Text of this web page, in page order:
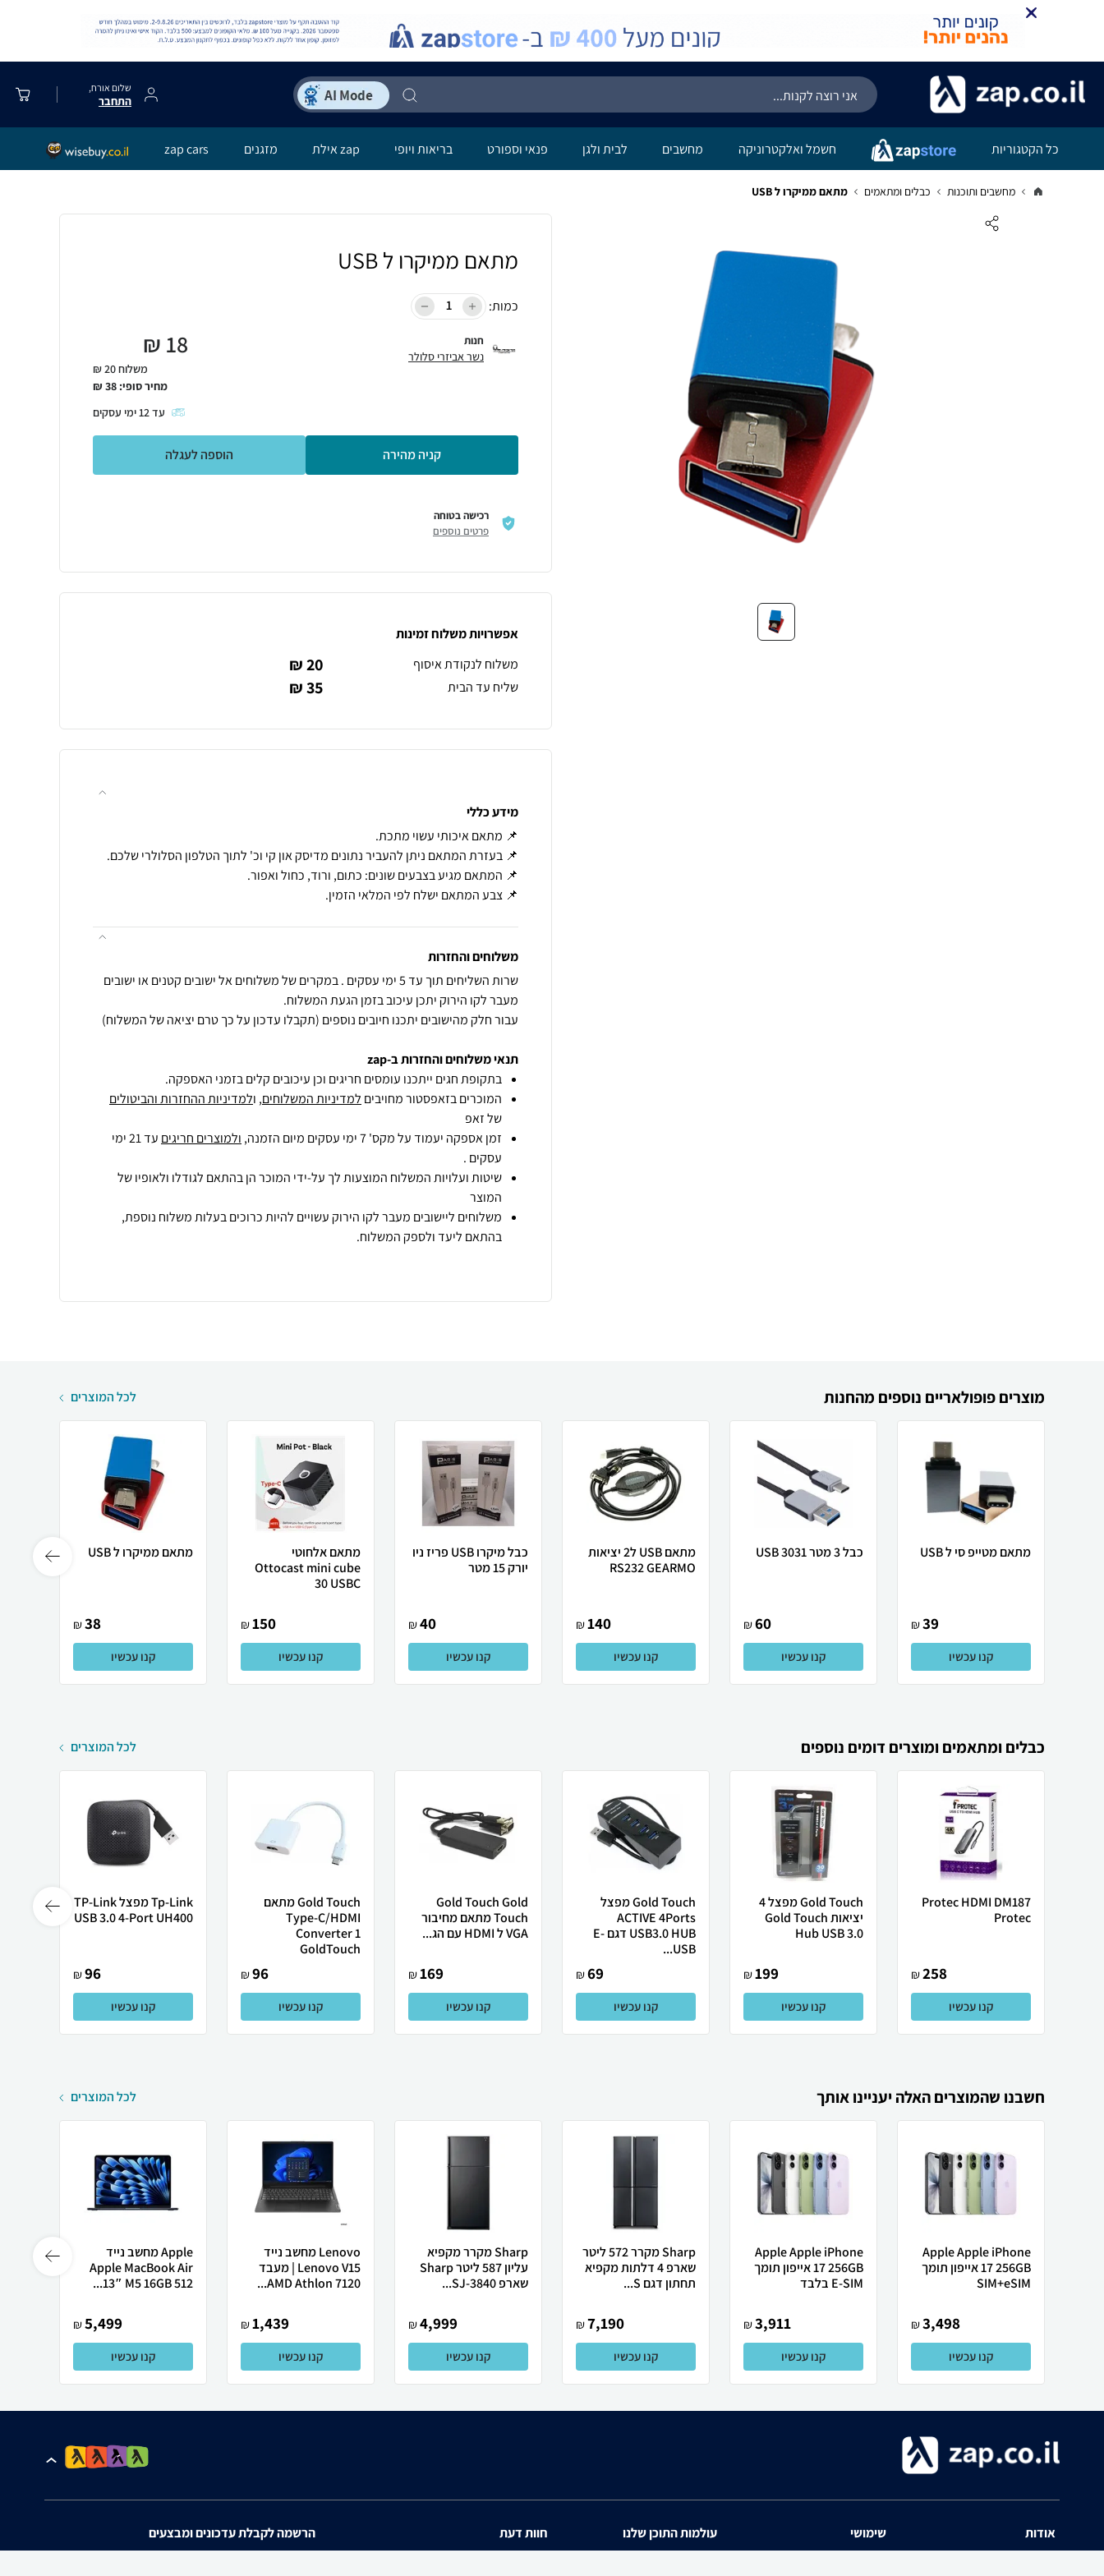
שלום אורח,
התחבר
כל הקטגוריות חשמל ואלקטרוניקה מחשבים לבית ולגן פנאי וספורט בריאות ויופי zap אילת מזגנים zap cars
מחשבים ותוכנות כבלים ומתאמים מתאם ממיקרו ל USB
מתאם ממיקרו ל USB
כמות:
חנות
נשר אביזרי סלולר 18
₪
משלוח 20 ₪
מחיר סופי: 38
₪
עד 12 ימי עסקים
קניה מהירה הוספה לעגלה
רכישה בטוחה
פרטים נוספים
אפשרויות משלוח זמינות
משלוח לנקודת איסוף
20 ₪
שליח עד הבית 35 ₪
מידע כללי
📌 צבע המתאם ישלח לפי המלאי הזמין.
משלוחים והחזרות
שרות השליחים תוך עד 5 ימי עסקים . במקרים של משלוחים אל ישובים קטנים או ישובים
עבור חלק מהישובים יתכנו חיובים נוספים (תקבלו עדכון על כך טרם יציאה של המשלוח)
תנאי משלוחים והחזרות ב-zap
בתקופת חגים ייתכנו עומסים חריגים וכן עיכובים קלים בזמני האספקה.
המוכרים בזאפסטור מחויבים למדיניות המשלוחים, ולמדיניות ההחזרות והביטולים
של זאפ
זמן אספקה יעמוד על מקס' 7 ימי עסקים מיום הזמנה,
ולמוצרים חריגים
עד 21 ימי
עסקים .
שיטות ועלויות המשלוח המוצעות לך על-ידי המוכר הן בהתאם לגודלו ולאופיו של
המוצר
משלוחים ליישובים מעבר לקו הירוק עשויים להיות כרוכים בעלות משלוח נוספת,
בהתאם ליעד ולספק המשלוח.
מוצרים פופולאריים נוספים מהחנות לכל המוצרים
מתאם מטייפ סי ל USB
39
₪
קנו עכשיו
כבל 3 מטר USB 3031
60
₪
קנו עכשיו
מתאם USB ל2 יציאות
RS232 GEARMO
140
₪
קנו עכשיו
כבל מיקרו USB פריז ניו
יורק 15 מטר
40
₪
קנו עכשיו
מתאם אלחוטי
Ottocast mini cube
30 USBC
150
₪
קנו עכשיו
מתאם ממיקרו ל USB
38
₪
קנו עכשיו
כבלים ומתאמים ומוצרים דומים נוספים לכל המוצרים
Protec HDMI DM187
Protec
258
₪
קנו עכשיו
Gold Touch מפצל 4
יציאות Gold Touch
Hub USB 3.0
199
₪
קנו עכשיו
Gold Touch מפצל
ACTIVE 4Ports
USB3.0 HUB דגם E-
USB...
69
₪
קנו עכשיו
Gold Touch Gold
Touch מתאם מחיבור
VGA ל HDMI עם הג...
169
₪
קנו עכשיו
Gold Touch מתאם
Type-C/HDMI
Converter 1
GoldTouch
96
₪
קנו עכשיו
Tp-Link מפצל TP-Link
USB 3.0 4-Port UH400
96
₪
קנו עכשיו
חשבנו שהמוצרים האלה יעניינו אותך לכל המוצרים
Apple Apple iPhone
17 256GB אייפון תומך
SIM+eSIM
3,498
₪
קנו עכשיו
Apple Apple iPhone
17 256GB אייפון תומך
E-SIM בלבד
3,911
₪
קנו עכשיו
Sharp מקרר 572 ליטר
שארפ 4 דלתות מקפיא
תחתון דגם S...
7,190
₪
קנו עכשיו
Sharp מקרר מקפיא
עליון 587 ליטר Sharp
שארפ SJ-3840...
4,999
₪
קנו עכשיו
Lenovo מחשב נייד
Lenovo V15 | מעבד
AMD Athlon 7120...
1,439
₪
קנו עכשיו
Apple מחשב נייד
Apple MacBook Air
13″ M5 ‎16GB 512...
5,499
₪
קנו עכשיו
אודות
שימושי
עולמות התוכן שלנו
חוות דעת
הרשמה לקבלת עדכונים ומבצעים